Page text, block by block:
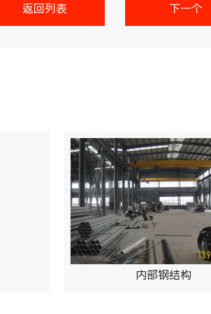
返回列表 下一个
内部钢结构